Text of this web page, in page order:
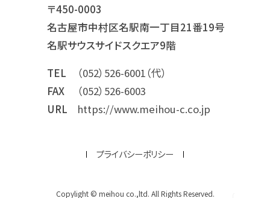
〒450-0003
名古屋市中村区名駅南一丁目21番19号
名駅サウスサイドスクエア9階
TEL
（052）526-6001（代）
FAX
（052）526-6003
URL
https://www.meihou-c.co.jp
プライバシーポリシー
Copylight © meihou co.,ltd. All Rights Reserved.